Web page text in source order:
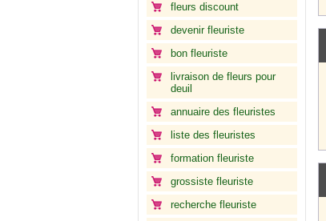
fleurs discount
devenir fleuriste
bon fleuriste
livraison de fleurs pour
deuil
annuaire des fleuristes
liste des fleuristes
formation fleuriste
grossiste fleuriste
recherche fleuriste